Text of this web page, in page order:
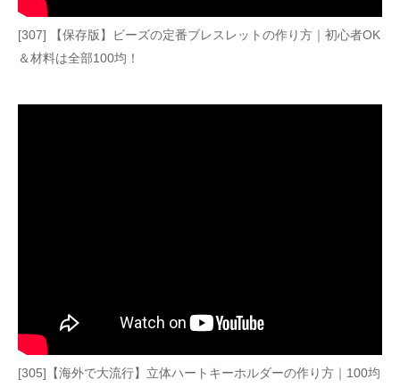
[307] 【保存版】ビーズの定番ブレスレットの作り方｜初心者OK
＆材料は全部100均！
[305]【海外で大流行】立体ハートキーホルダーの作り方｜100均